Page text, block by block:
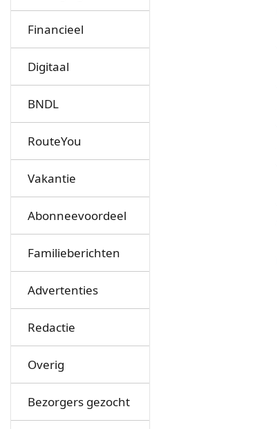
Financieel
Digitaal
BNDL
RouteYou
Vakantie
Abonneevoordeel
Familieberichten
Advertenties
Redactie
Overig
Bezorgers gezocht